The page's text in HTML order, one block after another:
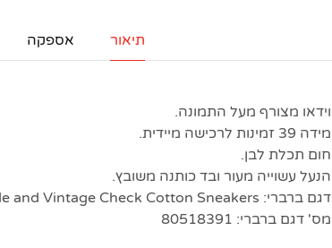
תיאור אספקה
וידאו מצורף מעל התמונה.
מידה 39 זמינות לרכישה מיידית.
חום תכלת לבן.
הנעל עשוייה מעור ובד כותנה משובץ.
דגם ברברי: Mesh, Suede and Vintage Check Cotton Sneakers.
מס' דגם ברברי: 80518391